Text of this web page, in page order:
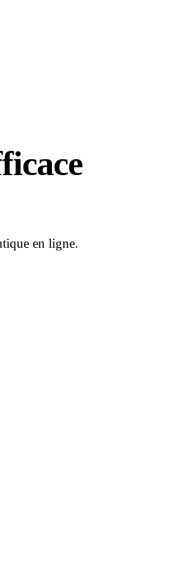
en ligne.